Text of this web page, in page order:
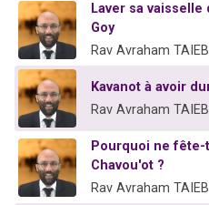
Laver sa
Goy
Rav Avraham
Kavanot à avoir
Rav Avraham
Pourquoi ne fête-
Chavou'ot ?
Rav Avraham